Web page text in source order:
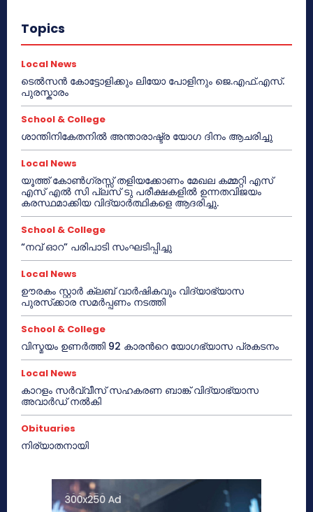
Topics
Local News
ടെൽസൻ കോട്ടോളിക്കും ലിയോ പോളിനും ജെ.എഫ്.എസ്.
പുരസ്കാരം
School & College
ശാന്തിനികേതനിൽ അന്താരാഷ്ട്ര യോഗ ദിനം ആചരിച്ചു
Local News
യൂത്ത് കോൺഗ്രസ്സ് തളിയക്കോണം മേഖല കമ്മറ്റി എസ്
എസ് എൽ സി പ്ലസ് ടു പരീക്ഷകളിൽ ഉന്നതവിജയം
കരസ്ഥമാക്കിയ വിദ്യാർത്ഥികളെ ആദരിച്ചു.
School & College
“നവ് ഓറ” പരിപാടി സംഘടിപ്പിച്ചു
Local News
ഊരകം സ്റ്റാർ ക്ലബ് വാർഷികവും വിദ്യാഭ്യാസ
പുരസ്‌ക്കാര സമർപ്പണം നടത്തി
School & College
വിസ്മയം ഉണർത്തി 92 കാരൻറെ യോഗഭ്യാസ പ്രകടനം
Local News
കാറളം സർവ്വീസ് സഹകരണ ബാങ്ക് വിദ്യാഭ്യാസ
അവാർഡ് നൽകി
Obituaries
നിര്യാതനായി